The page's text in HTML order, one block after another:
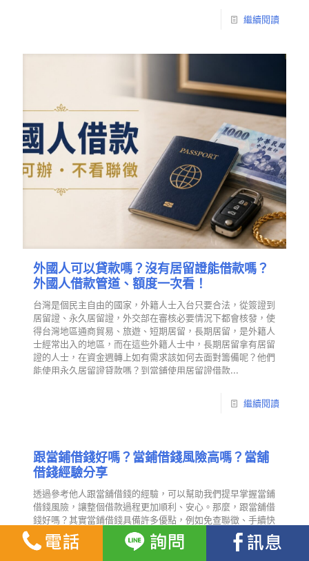
繼續閱讀
外國人可以貸款嗎？沒有居留證能借款嗎？
外國人借款管道、額度一次看！
台灣是個民主自由的國家，外籍人士入台只要合法，從簽證到
居留證、永久居留證，外交部在審核必要情況下都會核發，使
得台灣地區通商貿易、旅遊、短期居留，長期居留，是外籍人
士經常出入的地區，而在這些外籍人士中，長期居留拿有居留
證的人士，在資金週轉上如有需求該如何去面對籌備呢？他們
能使用永久居留證貸款嗎？到當鋪使用居留證借款...
繼續閱讀
跟當鋪借錢好嗎？當鋪借錢風險高嗎？當舖
借錢經驗分享
透過參考他人跟當舖借錢的經驗，可以幫助我們提早掌握當鋪
借錢風險，讓整個借款過程更加順利、安心。那麼，跟當舖借
錢好嗎？其實當鋪借錢具備許多優點，例如免查聯徵、手續快
速、最快一小時內放款，成為不少人短期資金周轉的重要選
擇。不過，當鋪借錢風險也不能忽視，像是利率、還款壓力與